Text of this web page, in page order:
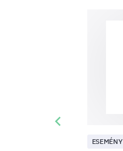
ESEMÉNY
Previous slide